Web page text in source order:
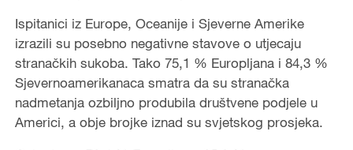
Ispitanici iz Europe, Oceanije i Sjeverne Amerike
izrazili su posebno negativne stavove o utjecaju
stranačkih sukoba. Tako 75,1 % Europljana i 84,3 %
Sjevernoamerikanaca smatra da su stranačka
nadmetanja ozbiljno produbila društvene podjele u
Americi, a obje brojke iznad su svjetskog prosjeka.